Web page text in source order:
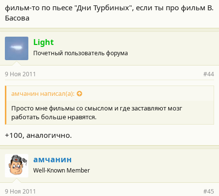
фильм-то по пьесе "Дни Турбиных", если ты про фильм В.
Басова
Light
Почетный пользователь форума
9 Ноя 2011 #44
амчанин написал(а):
Просто мне фильмы со смыслом и где заставляют мозг
работать больше нравятся.
+100, аналогично.
амчанин
Well-Known Member
9 Ноя 2011 #45